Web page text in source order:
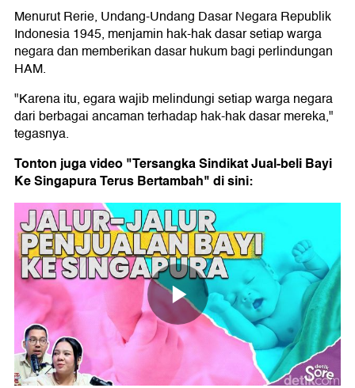
Menurut Rerie, Undang-Undang Dasar Negara Republik
Indonesia 1945, menjamin hak-hak dasar setiap warga
negara dan memberikan dasar hukum bagi perlindungan
HAM.
"Karena itu, egara wajib melindungi setiap warga negara
dari berbagai ancaman terhadap hak-hak dasar mereka,"
tegasnya.
Tonton juga video "Tersangka Sindikat Jual-beli Bayi
Ke Singapura Terus Bertambah" di sini: